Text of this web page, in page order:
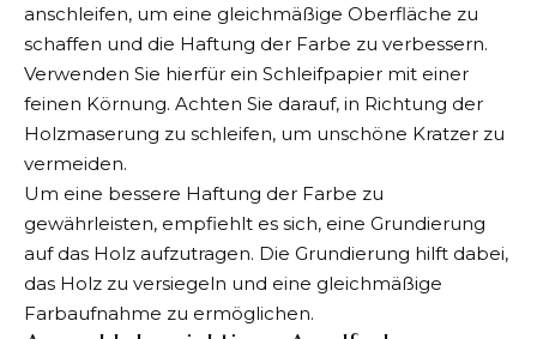
anschleifen, um eine gleichmäßige Oberfläche zu
schaffen und die Haftung der Farbe zu verbessern.
Verwenden Sie hierfür ein Schleifpapier mit einer
feinen Körnung. Achten Sie darauf, in Richtung der
Holzmaserung zu schleifen, um unschöne Kratzer zu
vermeiden.
Um eine bessere Haftung der Farbe zu
gewährleisten, empfiehlt es sich, eine Grundierung
auf das Holz aufzutragen. Die Grundierung hilft dabei,
das Holz zu versiegeln und eine gleichmäßige
Farbaufnahme zu ermöglichen.